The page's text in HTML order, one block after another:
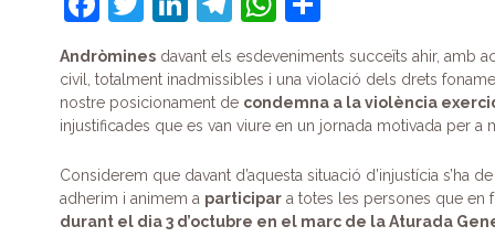
a
c
e
b
o
o
w
itt
er
n
k
e
dI
n
el
e
gr
a
m
at
s
A
p
p
o
m
p
ar
te
ix
Andròminesdavant els esdeveniments succeïts ahir, amb
civil, totalment inadmissibles i una violació dels drets
nostre posicionament de condemna a la violència
injustificades que es van viure en un jornada motivada per a
Considerem que davant d’aquesta situació d’injustícia s’ha
adherim i animem a participara totes les persones que en
durant el dia 3 d’octubre en el marc de la Aturada